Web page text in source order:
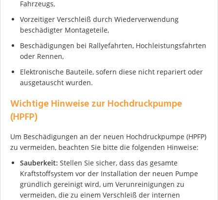
Fahrzeugs,
Vorzeitiger Verschleiß durch Wiederverwendung
beschädigter Montageteile,
Beschädigungen bei Rallyefahrten, Hochleistungsfahrten
oder Rennen,
Elektronische Bauteile, sofern diese nicht repariert oder
ausgetauscht wurden.
Wichtige Hinweise zur Hochdruckpumpe
(HPFP)
Um Beschädigungen an der neuen Hochdruckpumpe (HPFP)
zu vermeiden, beachten Sie bitte die folgenden Hinweise:
Sauberkeit: Stellen Sie sicher, dass das gesamte
Kraftstoffsystem vor der Installation der neuen Pumpe
gründlich gereinigt wird, um Verunreinigungen zu
vermeiden, die zu einem Verschleiß der internen